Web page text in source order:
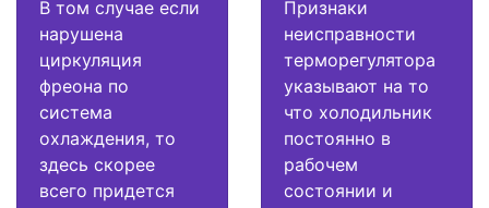
В том случае если
нарушена
циркуляция
фреона по
система
охлаждения, то
здесь скорее
всего придется
Признаки
неисправности
терморегулятора
указывают на то
что холодильник
постоянно в
рабочем
состоянии и